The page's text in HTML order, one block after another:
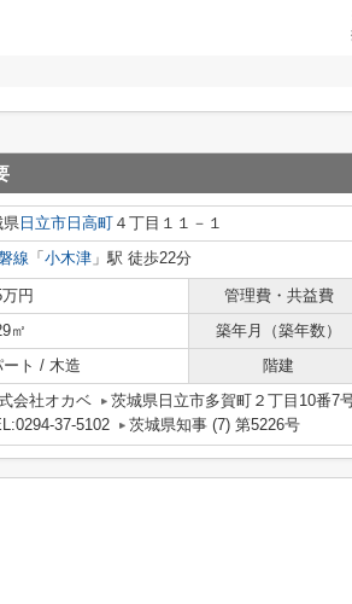
県 日立市 日高町 ４丁目１１－１
線 「 小木津 」駅 徒歩22分
円 管理費・共益費
㎡ 築年月（築年数）
ート / 木造 階建
会社オカベ
茨城県日立市多賀町２丁目10番7
37-5102
茨城県知事 (7) 第5226号